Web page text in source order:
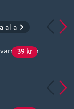
alla
39 kr